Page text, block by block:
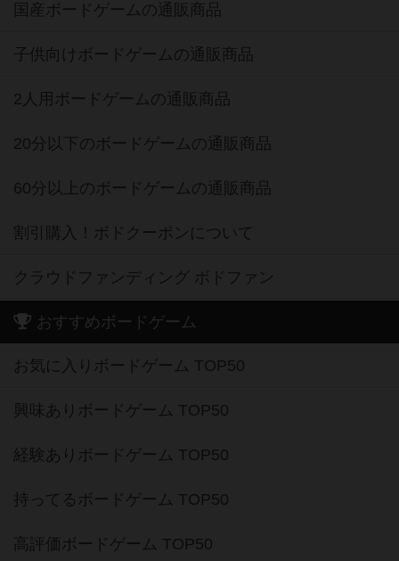
国産ボードゲームの通販商品
子供向けボードゲームの通販商品
2人用ボードゲームの通販商品
20分以下のボードゲームの通販商品
60分以上のボードゲームの通販商品
割引購入！ボドクーポンについて
クラウドファンディング ボドファン
おすすめボードゲーム
お気に入りボードゲーム TOP50
興味ありボードゲーム TOP50
経験ありボードゲーム TOP50
持ってるボードゲーム TOP50
高評価ボードゲーム TOP50